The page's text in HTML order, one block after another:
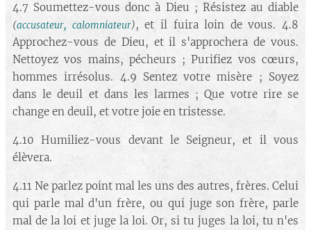
4.7 Soumettez-vous donc à Dieu ; Résistez au diable
(accusateur, calomniateur), et il fuira loin de vous. 4.8
Approchez-vous de Dieu, et il s'approchera de vous.
Nettoyez vos mains, pécheurs ; Purifiez vos cœurs,
hommes irrésolus. 4.9 Sentez votre misère ; Soyez
dans le deuil et dans les larmes ; Que votre rire se
change en deuil, et votre joie en tristesse.
4.10 Humiliez-vous devant le Seigneur, et il vous
élèvera.
4.11 Ne parlez point mal les uns des autres, frères. Celui
qui parle mal d'un frère, ou qui juge son frère, parle
mal de la loi et juge la loi. Or, si tu juges la loi, tu n'es